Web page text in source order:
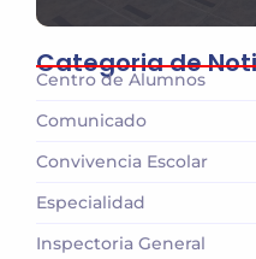
Categoria de
Centro de Alumnos
Comunicado
Convivencia Escolar
Especialidad
Inspectoria General